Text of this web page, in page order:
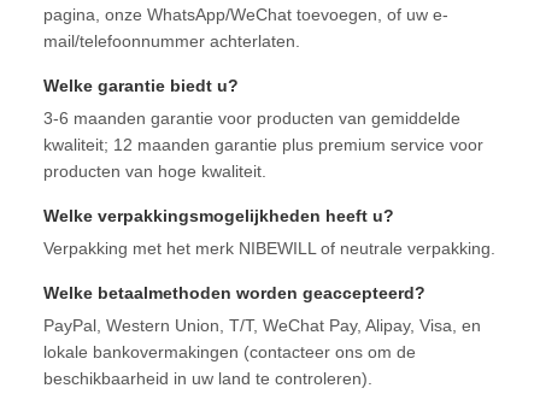
pagina, onze WhatsApp/WeChat toevoegen, of uw e-
mail/telefoonnummer achterlaten.
Welke garantie biedt u?
3-6 maanden garantie voor producten van gemiddelde
kwaliteit; 12 maanden garantie plus premium service voor
producten van hoge kwaliteit.
Welke verpakkingsmogelijkheden heeft u?
Verpakking met het merk NIBEWILL of neutrale verpakking.
Welke betaalmethoden worden geaccepteerd?
PayPal, Western Union, T/T, WeChat Pay, Alipay, Visa, en
lokale bankovermakingen (contacteer ons om de
beschikbaarheid in uw land te controleren).